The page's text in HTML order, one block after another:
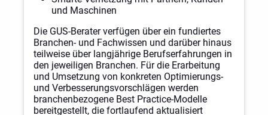
und Maschinen
Die GUS-Berater verfügen über ein fundiertes
Branchen- und Fachwissen und darüber hinaus
teilweise über langjährige Berufserfahrungen in
den jeweiligen Branchen. Für die Erarbeitung
und Umsetzung von konkreten Optimierungs-
und Verbesserungsvorschlägen werden
branchenbezogene Best Practice-Modelle
bereitgestellt, die fortlaufend aktualisiert